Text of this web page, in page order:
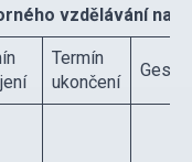
vzdělávání na
Termín
ukončení
Gesce